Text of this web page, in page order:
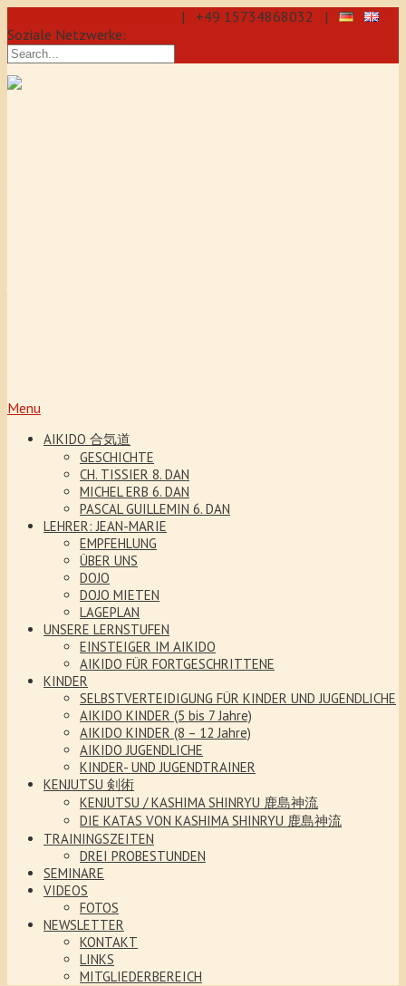
| +49 15734868032 |
Soziale Netzwerke:
Menu
AIKIDO 合気道
GESCHICHTE
CH. TISSIER 8. DAN
MICHEL ERB 6. DAN
PASCAL GUILLEMIN 6. DAN
LEHRER: JEAN-MARIE
EMPFEHLUNG
ÜBER UNS
DOJO
DOJO MIETEN
LAGEPLAN
UNSERE LERNSTUFEN
EINSTEIGER IM AIKIDO
AIKIDO FÜR FORTGESCHRITTENE
KINDER
SELBSTVERTEIDIGUNG FÜR KINDER UND JUGENDLICHE
AIKIDO KINDER (5 bis 7 Jahre)
AIKIDO KINDER (8 – 12 Jahre)
AIKIDO JUGENDLICHE
KINDER- UND JUGENDTRAINER
KENJUTSU 剣術
KENJUTSU / KASHIMA SHINRYU 鹿島神流
DIE KATAS VON KASHIMA SHINRYU 鹿島神流
TRAININGSZEITEN
DREI PROBESTUNDEN
SEMINARE
VIDEOS
FOTOS
NEWSLETTER
KONTAKT
LINKS
MITGLIEDERBEREICH